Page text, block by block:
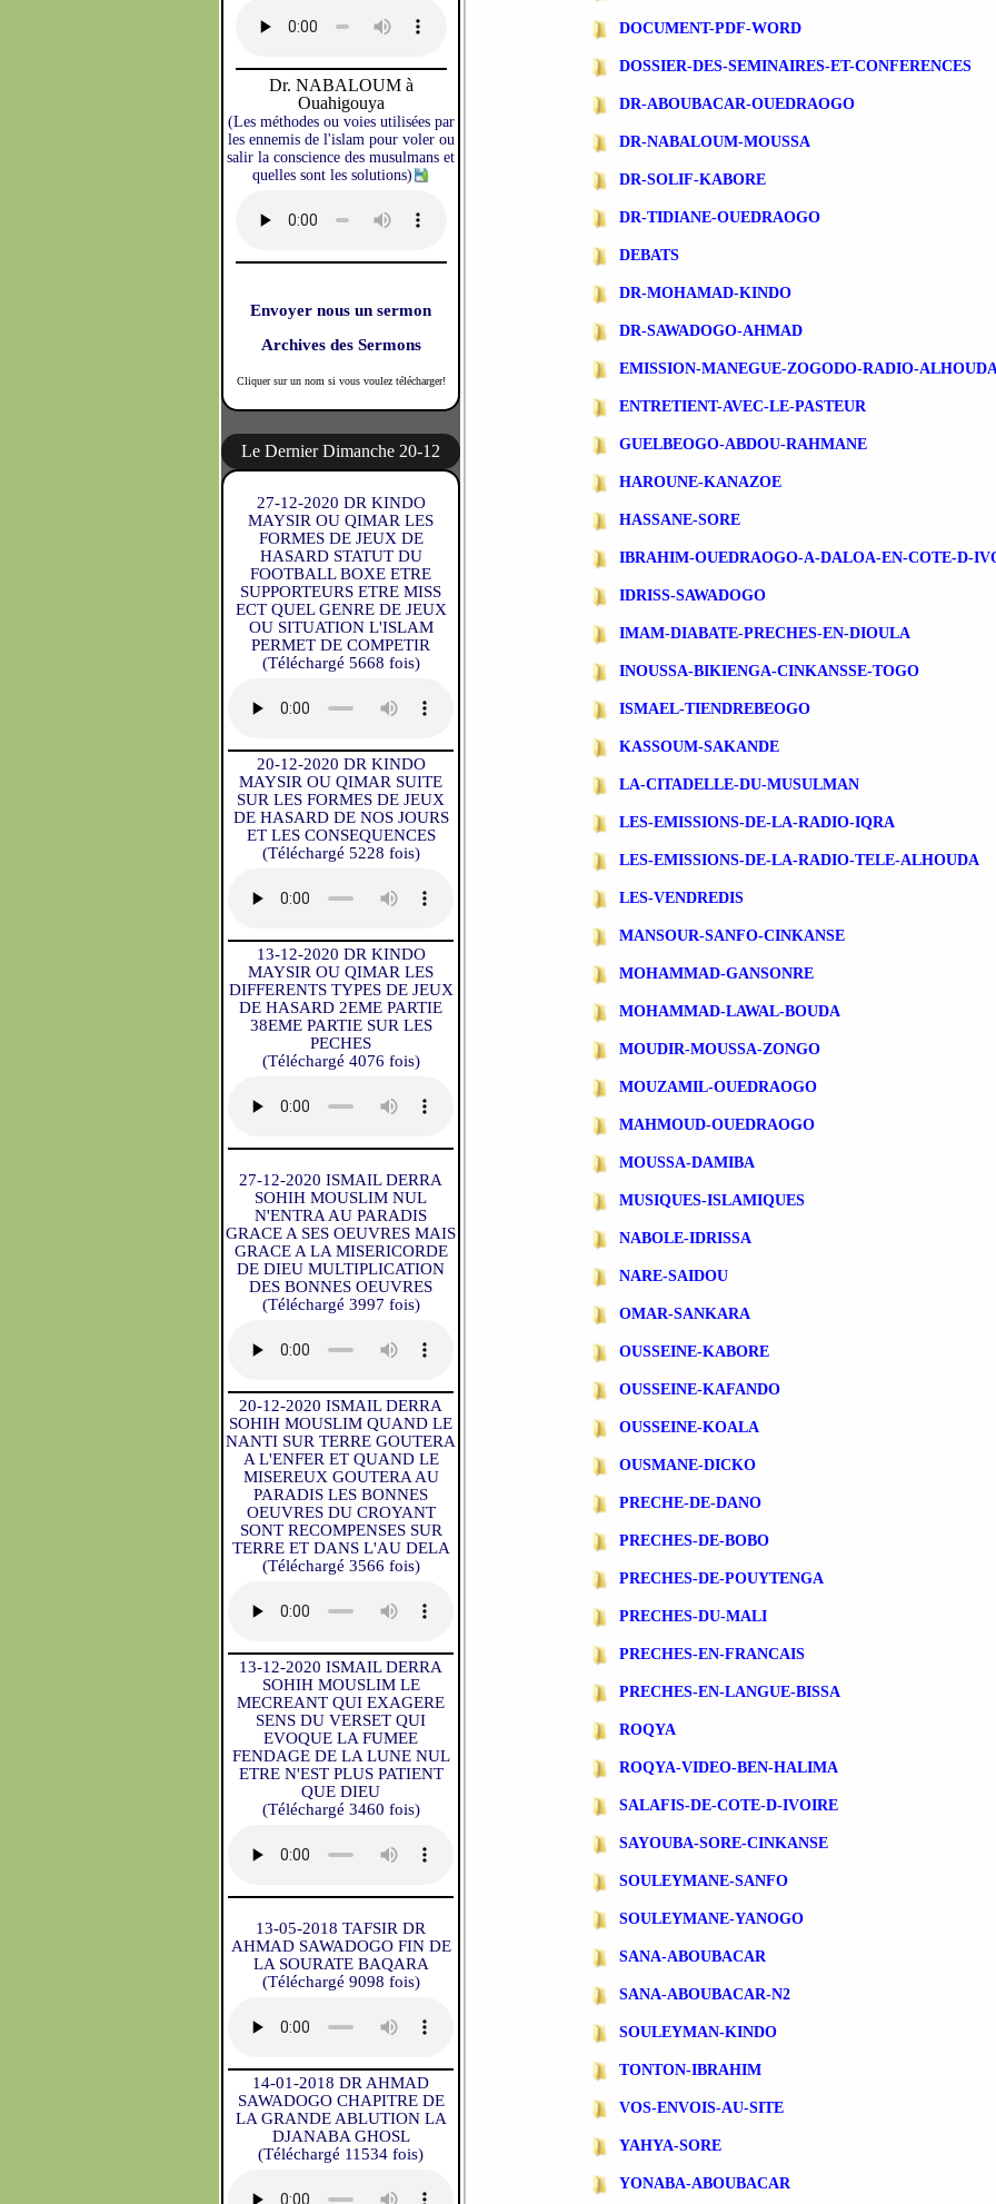
Dr. NABALOUM à
Ouahigouya
(Les méthodes ou voies utilisées par
les ennemis de l'islam pour voler ou
salir la conscience des musulmans et
quelles sont les solutions)
Envoyer nous un sermon
Archives des Sermons
Cliquer sur un nom si vous voulez télécharger!
Le Dernier Dimanche 20-12
27-12-2020 DR KINDO
MAYSIR OU QIMAR LES
FORMES DE JEUX DE
HASARD STATUT DU
FOOTBALL BOXE ETRE
SUPPORTEURS ETRE MISS
ECT QUEL GENRE DE JEUX
OU SITUATION L'ISLAM
PERMET DE COMPETIR
(Téléchargé 5668 fois)
20-12-2020 DR KINDO
MAYSIR OU QIMAR SUITE
SUR LES FORMES DE JEUX
DE HASARD DE NOS JOURS
ET LES CONSEQUENCES
(Téléchargé 5228 fois)
13-12-2020 DR KINDO
MAYSIR OU QIMAR LES
DIFFERENTS TYPES DE JEUX
DE HASARD 2EME PARTIE
38EME PARTIE SUR LES
PECHES
(Téléchargé 4076 fois)
27-12-2020 ISMAIL DERRA
SOHIH MOUSLIM NUL
N'ENTRA AU PARADIS
GRACE A SES OEUVRES MAIS
GRACE A LA MISERICORDE
DE DIEU MULTIPLICATION
DES BONNES OEUVRES
(Téléchargé 3997 fois)
20-12-2020 ISMAIL DERRA
SOHIH MOUSLIM QUAND LE
NANTI SUR TERRE GOUTERA
A L'ENFER ET QUAND LE
MISEREUX GOUTERA AU
PARADIS LES BONNES
OEUVRES DU CROYANT
SONT RECOMPENSES SUR
TERRE ET DANS L'AU DELA
(Téléchargé 3566 fois)
13-12-2020 ISMAIL DERRA
SOHIH MOUSLIM LE
MECREANT QUI EXAGERE
SENS DU VERSET QUI
EVOQUE LA FUMEE
FENDAGE DE LA LUNE NUL
ETRE N'EST PLUS PATIENT
QUE DIEU
(Téléchargé 3460 fois)
13-05-2018 TAFSIR DR
AHMAD SAWADOGO FIN DE
LA SOURATE BAQARA
(Téléchargé 9098 fois)
14-01-2018 DR AHMAD
SAWADOGO CHAPITRE DE
LA GRANDE ABLUTION LA
DJANABA GHOSL
(Téléchargé 11534 fois)
DOCUMENT-PDF-WORD
DOSSIER-DES-SEMINAIRES-ET-CONFERENCES
DR-ABOUBACAR-OUEDRAOGO
DR-NABALOUM-MOUSSA
DR-SOLIF-KABORE
DR-TIDIANE-OUEDRAOGO
DEBATS
DR-MOHAMAD-KINDO
DR-SAWADOGO-AHMAD
EMISSION-MANEGUE-ZOGODO-RADIO-
ENTRETIENT-AVEC-LE-PASTEUR
GUELBEOGO-ABDOU-RAHMANE
HAROUNE-KANAZOE
HASSANE-SORE
IBRAHIM-OUEDRAOGO-A-DALOA-EN-COTE-D-
IDRISS-SAWADOGO
IMAM-DIABATE-PRECHES-EN-DIOULA
INOUSSA-BIKIENGA-CINKANSSE-TOGO
ISMAEL-TIENDREBEOGO
KASSOUM-SAKANDE
LA-CITADELLE-DU-MUSULMAN
LES-EMISSIONS-DE-LA-RADIO-IQRA
LES-EMISSIONS-DE-LA-RADIO-TELE-ALHOUDA
LES-VENDREDIS
MANSOUR-SANFO-CINKANSE
MOHAMMAD-GANSONRE
MOHAMMAD-LAWAL-BOUDA
MOUDIR-MOUSSA-ZONGO
MOUZAMIL-OUEDRAOGO
MAHMOUD-OUEDRAOGO
MOUSSA-DAMIBA
MUSIQUES-ISLAMIQUES
NABOLE-IDRISSA
NARE-SAIDOU
OMAR-SANKARA
OUSSEINE-KABORE
OUSSEINE-KAFANDO
OUSSEINE-KOALA
OUSMANE-DICKO
PRECHE-DE-DANO
PRECHES-DE-BOBO
PRECHES-DE-POUYTENGA
PRECHES-DU-MALI
PRECHES-EN-FRANCAIS
PRECHES-EN-LANGUE-BISSA
ROQYA
ROQYA-VIDEO-BEN-HALIMA
SALAFIS-DE-COTE-D-IVOIRE
SAYOUBA-SORE-CINKANSE
SOULEYMANE-SANFO
SOULEYMANE-YANOGO
SANA-ABOUBACAR
SANA-ABOUBACAR-N2
SOULEYMAN-KINDO
TONTON-IBRAHIM
VOS-ENVOIS-AU-SITE
YAHYA-SORE
YONABA-ABOUBACAR